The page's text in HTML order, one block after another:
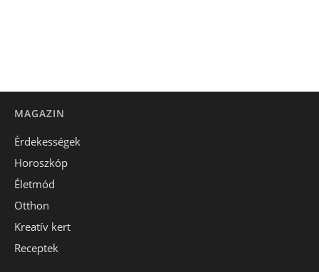
MAGAZIN
Érdekességek
Horoszkóp
Életmód
Otthon
Kreatív kert
Receptek